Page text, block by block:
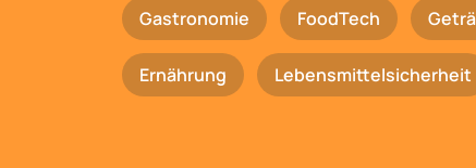
Gastronomie FoodTech
Ernährung Lebensmittelsicherheit